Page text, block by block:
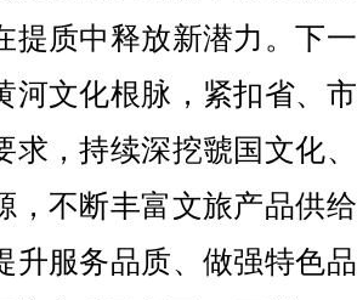
提质中释放新潜力。下
河文化根脉，紧扣省、
求，持续深挖虢国文化
，不断丰富文旅产品供
升服务品质、做强特色